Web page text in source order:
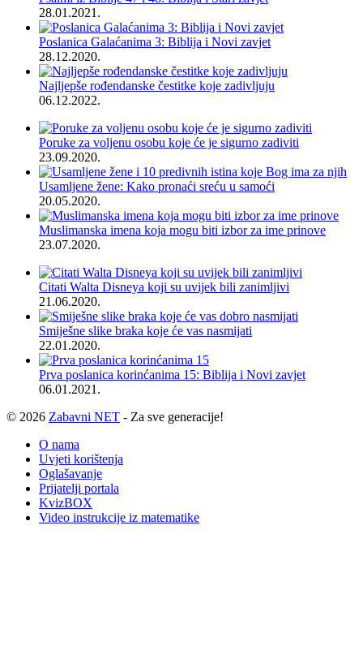
28.01.2021.
Poslanica Galaćanima 3: Biblija i Novi zavjet
28.12.2020.
Najljepše rođendanske čestitke koje zadivljuju
06.12.2022.
Poruke za voljenu osobu koje će je sigurno zadiviti
23.09.2020.
Usamljene žene: Kako pronaći sreću u samoći
20.05.2020.
Muslimanska imena koja mogu biti izbor za ime prinove
23.07.2020.
Citati Walta Disneya koji su uvijek bili zanimljivi
21.06.2020.
Smiješne slike braka koje će vas nasmijati
22.01.2020.
Prva poslanica korinćanima 15: Biblija i Novi zavjet
06.01.2021.
© 2026 Zabavni NET - Za sve generacije!
O nama
Uvjeti korištenja
Oglašavanje
Prijatelji portala
KvizBOX
Video instrukcije iz matematike